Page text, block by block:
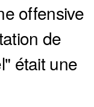
offensive
de
était une